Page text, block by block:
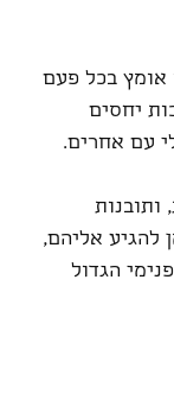
אומץ בכל פעם
יחסים
עם אחרים.
ותובנות
להגיע אליהם,
הגדול